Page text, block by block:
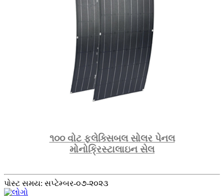
૧૦૦ વોટ ફ્લેક્સિબલ સોલર પેનલ
મોનોક્રિસ્ટાલાઇન સેલ
પોસ્ટ સમય: સપ્ટેમ્બર-૦૭-૨૦૨૩